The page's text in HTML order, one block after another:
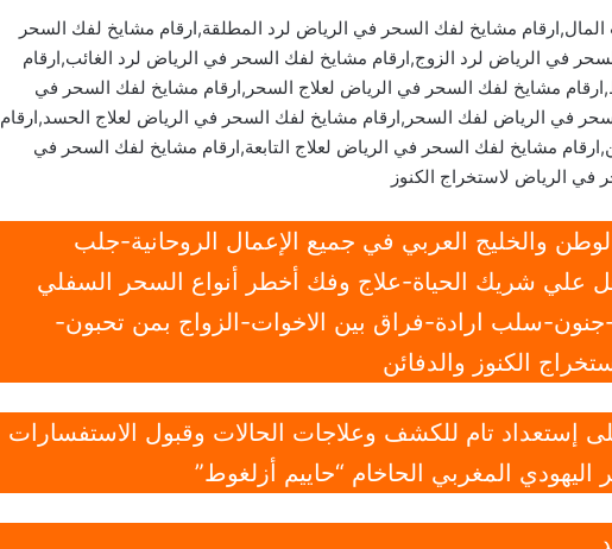
مشايخ لفك السحر في الرياض لرد المطلقة,ارقام مشايخ لفك السحر
في الرياض لرد الزوج,ارقام مشايخ لفك السحر في الرياض لرد الغائب,ارقام
مشايخ لفك السحر في الرياض لعلاج السحر,ارقام مشايخ لفك السحر في
في الرياض لفك السحر,ارقام مشايخ لفك السحر في الرياض لعلاج الحسد,ارقام
مشايخ لفك السحر في الرياض لعلاج التابعة,ارقام مشايخ لفك السحر في
في الرياض لاستخراج الكنوز
والخليج العربي في جميع الإعمال الروحانية-جلب
علي شريك الحياة-علاج وفك أخطر أنواع السحر السفلي
سلب ارادة-فراق بين الاخوات-الزواج بمن تحبون-
الكنوز والدفائن
إستعداد تام للكشف وعلاجات الحالات وقبول الاستفسارات
المغربي الحاخام “حاييم أزلغوط”